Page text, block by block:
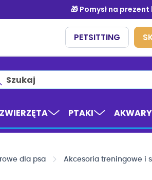
PTAKI
dla psa Akcesoria treningowe i